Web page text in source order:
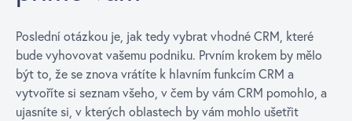
Poslední otázkou je, jak tedy vybrat vhodné CRM, které
bude vyhovovat vašemu podniku. Prvním krokem by mělo
být to, že se znova vrátíte k hlavním funkcím CRM a
vytvoříte si seznam všeho, v čem by vám CRM pomohlo, a
ujasníte si, v kterých oblastech by vám mohlo ušetřit